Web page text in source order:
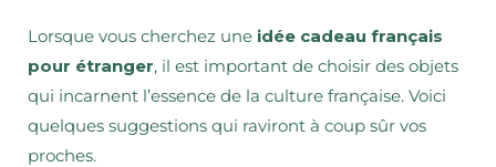
Lorsque vous cherchez une idée cadeau français
pour étranger, il est important de choisir des objets
qui incarnent l’essence de la culture française. Voici
quelques suggestions qui raviront à coup sûr vos
proches.